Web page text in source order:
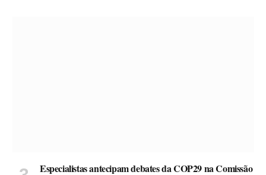
Especialistas antecipam debates da COP29 na Comissão